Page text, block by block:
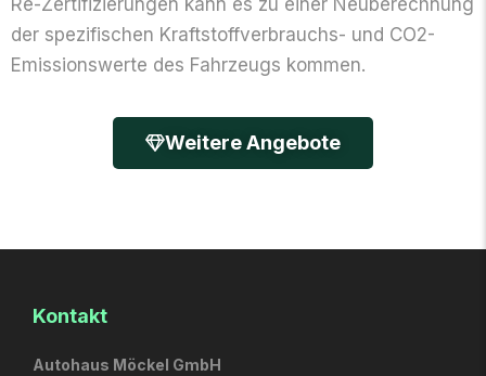
Re-Zerti­fizierungen kann es zu einer Neu­berechnung
der spezifischen Kraftstoff­verbrauchs- und CO2-
Emissions­werte des Fahrzeugs kommen.
Weitere Angebote
Kontakt
Autohaus Möckel GmbH